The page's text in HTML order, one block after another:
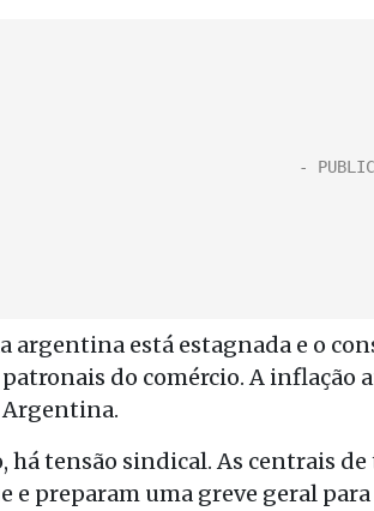
argentina está estagnada e o
do comércio. A inflação
há tensão sindical. As centrais
e preparam uma greve geral